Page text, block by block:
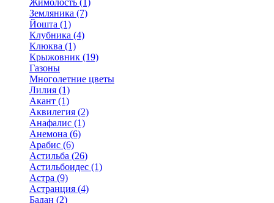
Жимолость (1)
Земляника (7)
Йошта (1)
Клубника (4)
Клюква (1)
Крыжовник (19)
Газоны
Многолетние цветы
Лилия (1)
Акант (1)
Аквилегия (2)
Анафалис (1)
Анемона (6)
Арабис (6)
Астильба (26)
Астильбоидес (1)
Астра (9)
Астранция (4)
Бадан (2)